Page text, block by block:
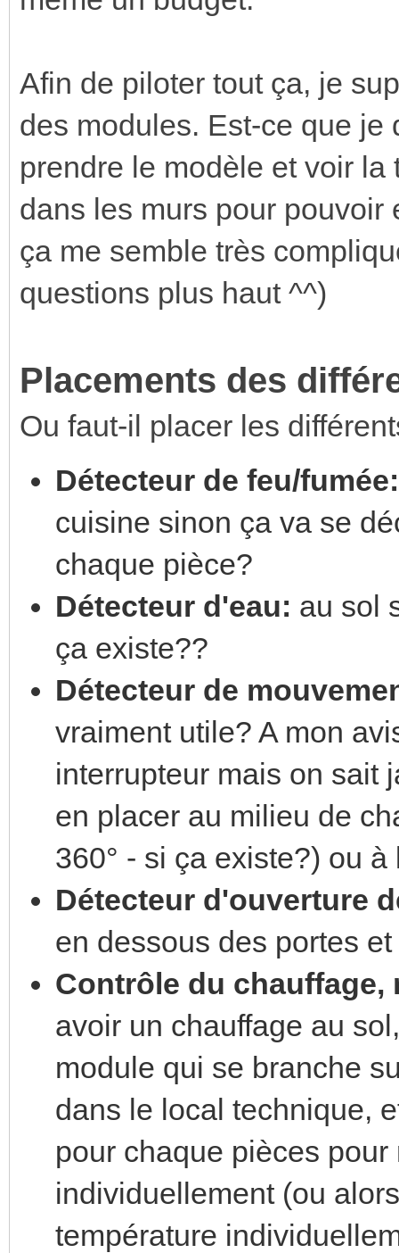
Afin de piloter tout ça, je
des modules. Est-ce que
prendre le modèle et voir
dans les murs pour
ça me semble très
questions plus haut ^^)
Placements des
Ou faut-il placer les
Détecteur de feu/fumée:
cuisine sinon ça va se
chaque pièce?
Détecteur d'eau: au sol
ça existe??
Détecteur de
vraiment utile? A mon
interrupteur mais on sait
en placer au milieu de
360° - si ça existe?) ou
Détecteur d'ouverture
en dessous des portes
Contrôle du chauffage,
avoir un chauffage au
module qui se branche
dans le local technique,
pour chaque pièces
individuellement (ou
température